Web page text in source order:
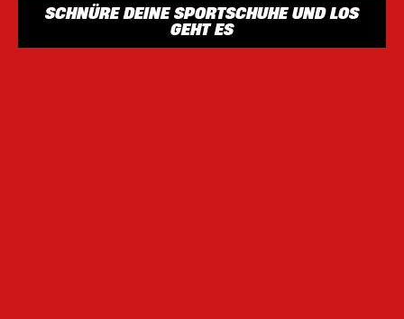
SCHNÜRE DEINE SPORTSCHUHE UND LOS
GEHT ES